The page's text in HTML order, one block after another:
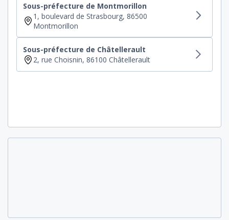
Sous-préfecture de Montmorillon
1, boulevard de Strasbourg, 86500
Montmorillon
Sous-préfecture de Châtellerault
2, rue Choisnin, 86100 Châtellerault